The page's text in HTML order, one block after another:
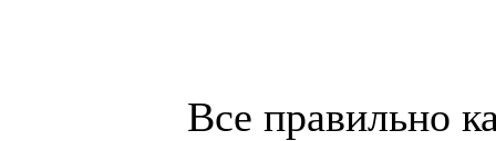
Все правильно